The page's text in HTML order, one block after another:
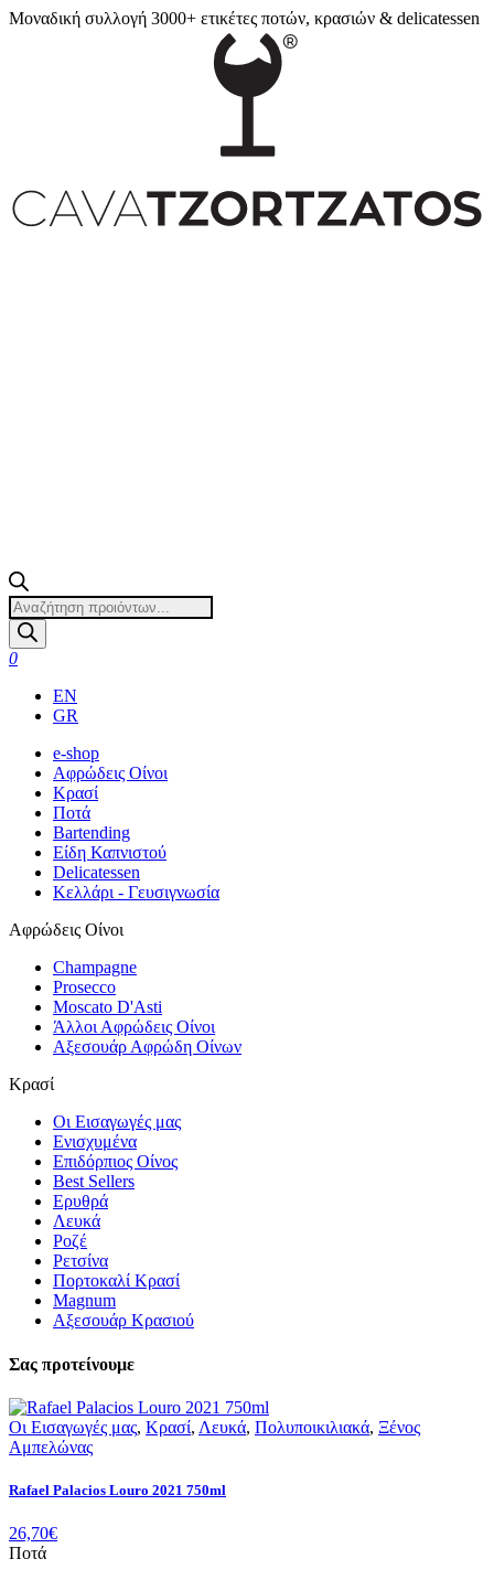
Μοναδική συλλογή 3000+ ετικέτες ποτών, κρασιών & delicatessen
Products
search
0
EN
GR
e-shop
Αφρώδεις Οίνοι
Κρασί
Ποτά
Bartending
Είδη Καπνιστού
Delicatessen
Κελλάρι - Γευσιγνωσία
Αφρώδεις Οίνοι
Champagne
Prosecco
Moscato D'Asti
Άλλοι Αφρώδεις Οίνοι
Αξεσουάρ Αφρώδη Οίνων
Κρασί
Οι Εισαγωγές μας
Ενισχυμένα
Επιδόρπιος Οίνος
Best Sellers
Ερυθρά
Λευκά
Ροζέ
Ρετσίνα
Πορτοκαλί Κρασί
Magnum
Αξεσουάρ Κρασιού
Σας προτείνουμε
Οι Εισαγωγές μας, Κρασί, Λευκά, Πολυποικιλιακά, Ξένος
Αμπελώνας
Rafael Palacios Louro 2021 750ml
26,70€
Ποτά